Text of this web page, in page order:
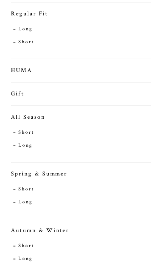
Regular Fit
Long
Short
HUMA
Gift
All Season
Short
Long
Spring & Summer
Short
Long
Autumn & Winter
Short
Long